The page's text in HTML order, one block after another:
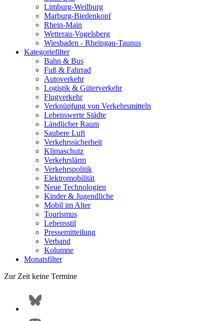
Limburg-Weilburg
Marburg-Biedenkopf
Rhein-Main
Wetterau-Vogelsberg
Wiesbaden - Rheingau-Taunus
Kategoriefilter
Bahn & Bus
Fuß & Fahrrad
Autoverkehr
Logistik & Güterverkehr
Flugverkehr
Verknüpfung von Verkehrsmitteln
Lebenswerte Städte
Ländlicher Raum
Saubere Luft
Verkehrssicherheit
Klimaschutz
Verkehrslärm
Verkehrspolitik
Elektromobilität
Neue Technologien
Kinder & Jugendliche
Mobil im Alter
Tourismus
Lebensstil
Pressemitteilung
Verband
Kolumne
Monatsfilter
Zur Zeit keine Termine